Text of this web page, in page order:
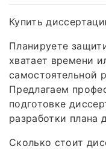
Купить
Планируете
хватает времени
самостоятельной
Предлагаем
подготовке
разработки плана
Сколько стоит